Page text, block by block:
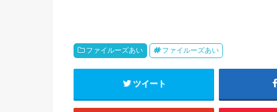
ファイルーズあい ファイルーズあい
ツイート